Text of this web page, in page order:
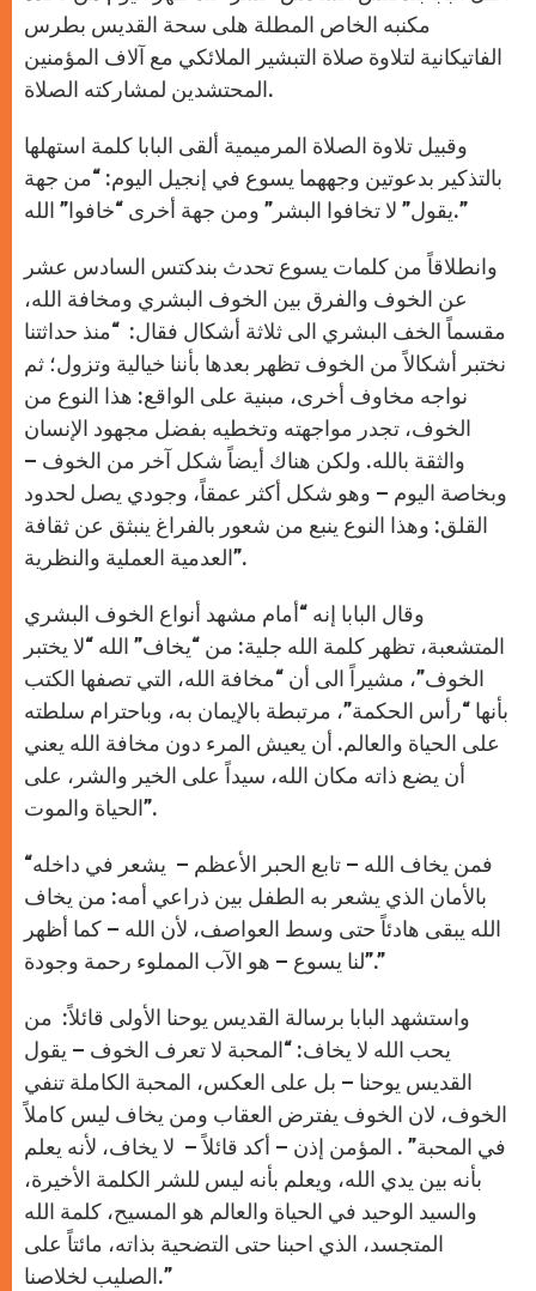
مكنبه الخاص المطلة هلى سحة القديس بطرس
الفاتيكانية لتلاوة صلاة التبشير الملائكي مع آلاف المؤمنين
المحتشدين لمشاركته الصلاة.
وقبيل تلاوة الصلاة المرميمية ألقى البابا كلمة استهلها
بالتذكير بدعوتين وجههما يسوع في إنجيل اليوم: “من جهة
يقول” لا تخافوا البشر” ومن جهة أخرى “خافوا” الله.”
وانطلاقاً من كلمات يسوع تحدث بندكتس السادس عشر
عن الخوف والفرق بين الخوف البشري ومخافة الله،
مقسماً الخف البشري الى ثلاثة أشكال فقال: “منذ حداثتنا
نختبر أشكالاً من الخوف تظهر بعدها بأننا خيالية وتزول؛ ثم
نواجه مخاوف أخرى، مبنية على الواقع: هذا النوع من
الخوف، تجدر مواجهته وتخطيه بفضل مجهود الإنسان
والثقة بالله. ولكن هناك أيضاً شكل آخر من الخوف –
وبخاصة اليوم – وهو شكل أكثر عمقاً، وجودي يصل لحدود
القلق: وهذا النوع ينبع من شعور بالفراغ ينبثق عن ثقافة
العدمية العملية والنظرية”.
وقال البابا إنه “أمام مشهد أنواع الخوف البشري
المتشعبة، تظهر كلمة الله جلية: من “يخاف” الله “لا يختبر
الخوف”، مشيراً الى أن “مخافة الله، التي تصفها الكتب
بأنها “رأس الحكمة”، مرتبطة بالإيمان به، وباحترام سلطته
على الحياة والعالم. أن يعيش المرء دون مخافة الله يعني
أن يضع ذاته مكان الله، سيداً على الخير والشر، على
الحياة والموت”.
“فمن يخاف الله – تابع الحبر الأعظم – يشعر في داخله
بالأمان الذي يشعر به الطفل بين ذراعي أمه: من يخاف
الله يبقى هادئاً حتى وسط العواصف، لأن الله – كما أظهر
لنا يسوع – هو الآب المملوء رحمة وجودة”.”
واستشهد البابا برسالة القديس يوحنا الأولى قائلاً: من
يحب الله لا يخاف: “المحبة لا تعرف الخوف – يقول
القديس يوحنا – بل على العكس، المحبة الكاملة تنفي
الخوف، لان الخوف يفترض العقاب ومن يخاف ليس كاملاً
في المحبة” . المؤمن إذن – أكد قائلاً – لا يخاف، لأنه يعلم
بأنه بين يدي الله، ويعلم بأنه ليس للشر الكلمة الأخيرة،
والسيد الوحيد في الحياة والعالم هو المسيح، كلمة الله
المتجسد، الذي احبنا حتى التضحية بذاته، مائتاً على
الصليب لخلاصنا.”